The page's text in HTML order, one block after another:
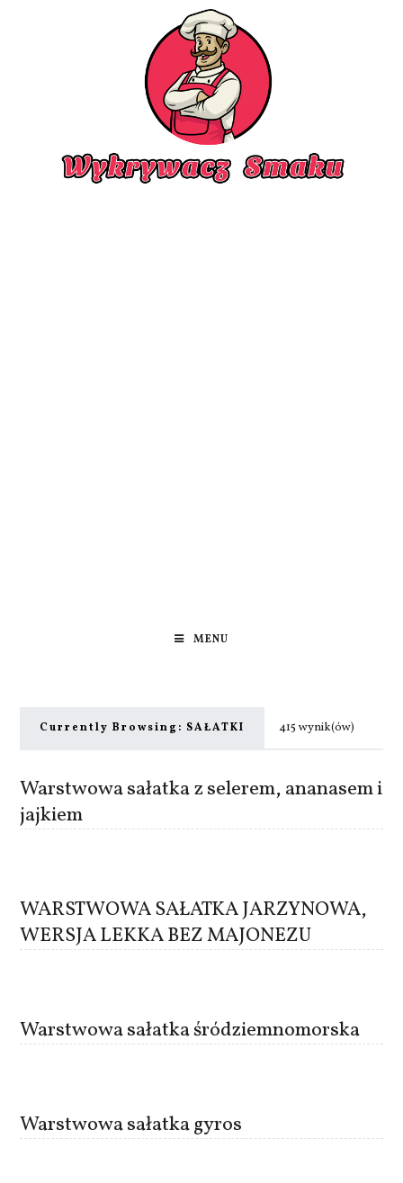
MENU
Currently Browsing: SAŁATKI 415 wynik(ów)
Warstwowa sałatka z selerem, ananasem i
jajkiem
WARSTWOWA SAŁATKA JARZYNOWA,
WERSJA LEKKA BEZ MAJONEZU
Warstwowa sałatka śródziemnomorska
Warstwowa sałatka gyros